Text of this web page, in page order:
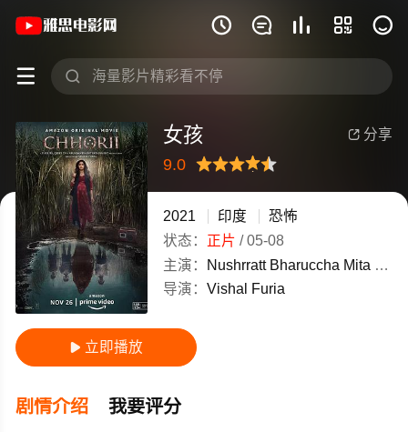
    
 
《女孩》(2021)印度Hindi高清电影免费
 分享
女孩
9.0
很差较差
还行推荐力荐
2021 印度
恐怖
状态： 正片 /05-08
主演：
Nushrratt Bharuccha Mita
导演： Vishal Furia
 立即播放
剧情介绍 我要评分